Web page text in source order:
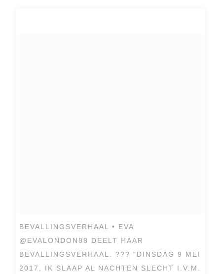
BEVALLINGSVERHAAL • EVA
@EVALONDON88 DEELT HAAR
BEVALLINGSVERHAAL. ??? “DINSDAG 9 MEI
2017, IK SLAAP AL NACHTEN SLECHT I.V.M.